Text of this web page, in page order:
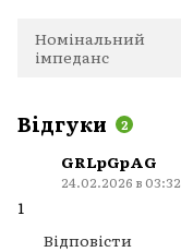
Номінальний
імпеданс
Відгуки 2
GRLpGpAG
24.02.2026 в 03:32
1
Відповісти